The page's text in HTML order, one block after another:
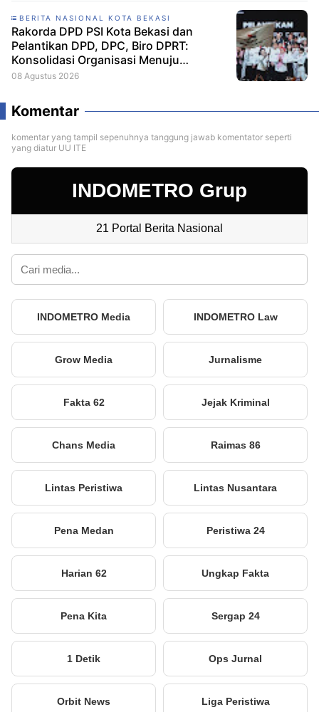
BERITA NASIONAL KOTA BEKASI
Rakorda DPD PSI Kota Bekasi dan
Pelantikan DPD, DPC, Biro DPRT:
Konsolidasi Organisasi Menuju
Kemenangan PSI 2029
08 Agustus 2026
Komentar
komentar yang tampil sepenuhnya tanggung jawab komentator seperti
yang diatur UU ITE
INDOMETRO Grup
21 Portal Berita Nasional
INDOMETRO Media INDOMETRO Law
Grow Media Jurnalisme
Fakta 62 Jejak Kriminal
Chans Media Raimas 86
Lintas Peristiwa Lintas Nusantara
Pena Medan Peristiwa 24
Harian 62 Ungkap Fakta
Pena Kita Sergap 24
1 Detik Ops Jurnal
Orbit News Liga Peristiwa